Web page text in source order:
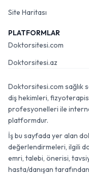
Site Haritası
PLATFORMLAR
Doktorsitesi.com
Doktorsitesi.az
Doktorsitesi.com sağlık
diş hekimleri,
profesyonelleri ile internet
platformdur.
İş bu sayfada yer alan
değerlendirmeleri, ilgili
emri, talebi, önerisi,
hasta/danışan